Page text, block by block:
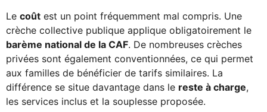
Le coût est un point fréquemment mal compris. Une
crèche collective publique applique obligatoirement le
barème national de la CAF. De nombreuses crèches
privées sont également conventionnées, ce qui permet
aux familles de bénéficier de tarifs similaires. La
différence se situe davantage dans le reste à charge,
les services inclus et la souplesse proposée.